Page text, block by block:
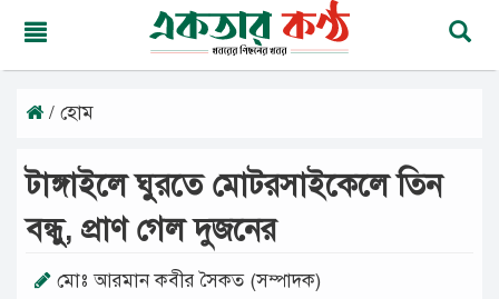
শুক্রবার,
অগাস্ট
২০২৬
শ্রাবণ
১৪৩৩
বঙ্গাব্দ
/ হোম
টাঙ্গাইলে ঘুরতে মোটরসাইকেলে তিন
বন্ধু, প্রাণ গেল দুজনের
মোঃ আরমান কবীর সৈকত (সম্পাদক)